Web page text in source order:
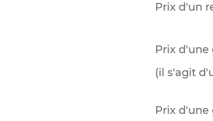
Prix d'un
Prix d'une
(il s'agit
Prix d'une